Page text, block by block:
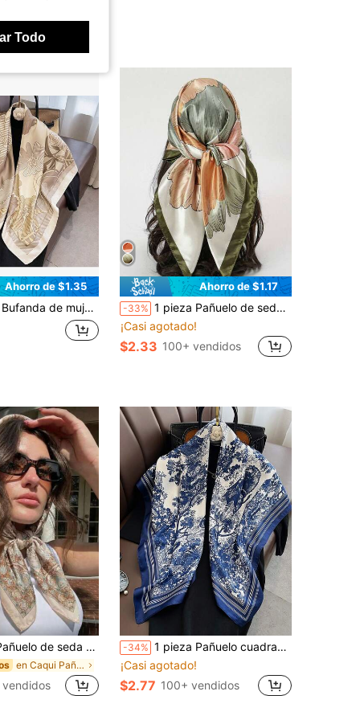
Ahorro de $1.35
lujo simple y generosa, adecuada para uso casual de moda callejera, se puede usar como pañuelo para la cabeza, chal, bufanda para el cuello, añadiendo realces al estilo del atuendo, regalo para cumpleaños, Día de la Madre, Día de la Mujer y otras festividades
Ahorro de $1.17
-33% 1 pieza Pañuelo de seda cuadrado de 90cm con patrón floral minimalista, nuevo pañuelo cuadrado, pañuelo multifuncional, cinturón, decoración, adecuado para mujeres, primavera, playa, vacaciones, esencial de viaje
¡Casi agotado!
$2.33 100+ vendidos
para mujer, Pañuelo para el cuello, Diadema, Chal de moda para mujer, Pañuelo, Esencial para vacaciones y viajes
en Caqui Pañuelos y bufandas cuadradas para mujer
-34% 1 pieza Pañuelo cuadrado de 90*90cm con sensación de lino fino, estampado de animales del bosque azul y blanco para todas las estaciones, pañuelo multiusos para el cuello, la cintura, salidas diarias, fiestas, viajes, toalla de playa, vacaciones
¡Casi agotado!
$2.77 100+ vendidos
Todo